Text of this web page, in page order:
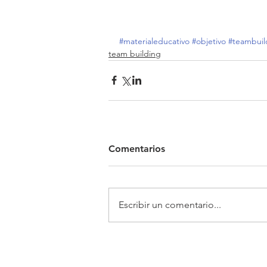
#materialeducativo #objetivo
team building
Comentarios
Escribir un comentario...